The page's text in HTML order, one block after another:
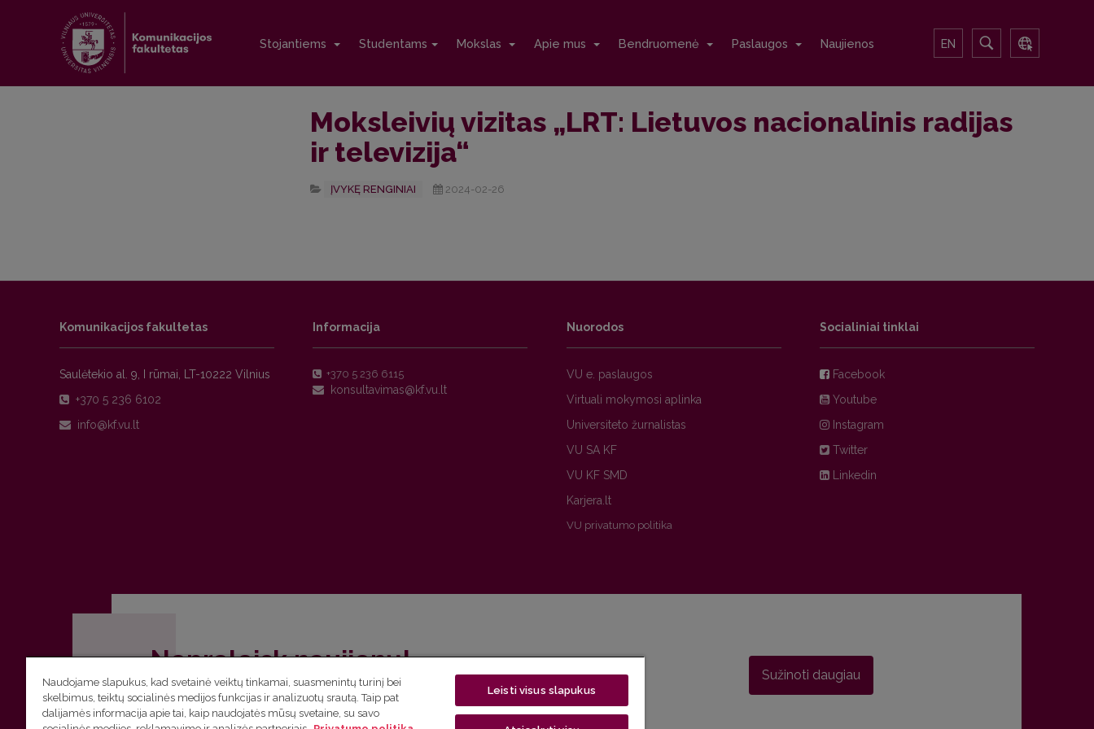
Stojantiems Studentams Mokslas Apie mus Bendruomenė Paslaugos Naujienos EN
Moksleivių vizitas „LRT: Lietuvos nacionalinis radijas
ir televizija“
ĮVYKĘ RENGINIAI 2024-02-26
Komunikacijos fakultetas
Saulėtekio al. 9, I rūmai, LT-10222 Vilnius
+370 5 236 6102
Informacija
+370 5 236 6115
Nuorodos
VU e. paslaugos
Virtuali mokymosi aplinka
Universiteto žurnalistas
VU SA KF
VU KF SMD
Karjera.lt
VU privatumo politika
Socialiniai tinklai
Facebook
Youtube
Instagram
Twitter
Linkedin
Nepraleisk naujienų!
Užsiprenumeruok Komunikacijos fakulteto naujienlaiškį ir sužinok aktualijas pirmas!
Sužinoti daugiau
Naudojame slapukus, kad svetainė veiktų tinkamai, suasmenintų turinį bei
skelbimus, teiktų socialinės medijos funkcijas ir analizuotų srautą. Taip pat
dalijamės informacija apie tai, kaip naudojatės mūsų svetaine, su savo
Leisti visus slapukus